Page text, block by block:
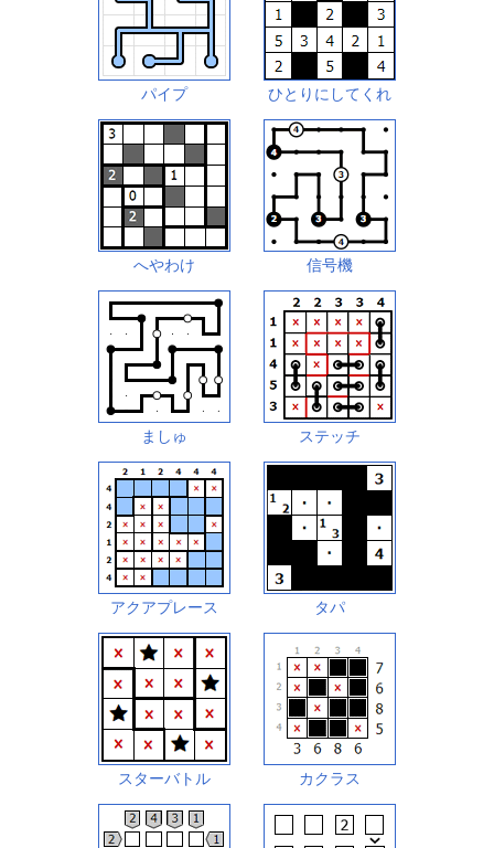
パイプ ひとりにしてくれ
へやわけ 信号機
ましゅ ステッチ
アクアプレース タパ
スターバトル カクラス